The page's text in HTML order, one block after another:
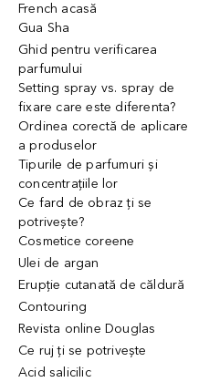
French acasă
Gua Sha
Ghid pentru verificarea
parfumului
Setting spray vs. spray de
fixare care este diferenta?
Ordinea corectă de aplicare
a produselor
Tipurile de parfumuri și
concentrațiile lor
Ce fard de obraz ți se
potrivește?
Cosmetice coreene
Ulei de argan
Erupție cutanată de căldură
Contouring
Revista online Douglas
Ce ruj ți se potrivește
Acid salicilic